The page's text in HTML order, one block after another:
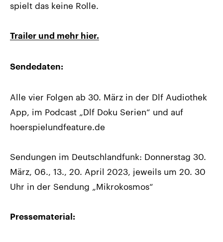
spielt das keine Rolle.
Trailer und mehr hier.
Sendedaten:
Alle vier Folgen ab 30. März in der Dlf Audiothek
App, im Podcast „Dlf Doku Serien“ und auf
hoerspielundfeature.de
Sendungen im Deutschlandfunk: Donnerstag 30.
März, 06., 13., 20. April 2023, jeweils um 20. 30
Uhr in der Sendung „Mikrokosmos“
Pressematerial: